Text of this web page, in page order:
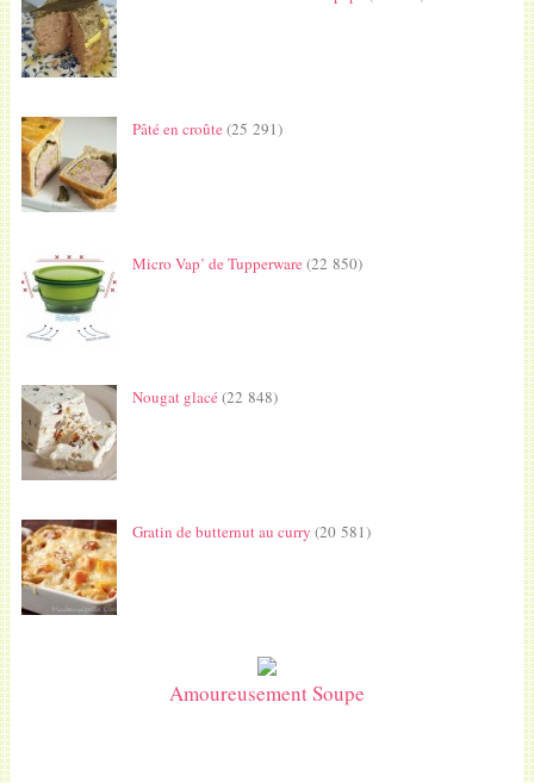
Pâté en croûte(25 291)
Micro Vap’ de Tupperware(22 850)
Nougat glacé(22 848)
Gratin de butternut au curry (20 581)
Amoureusement Soupe